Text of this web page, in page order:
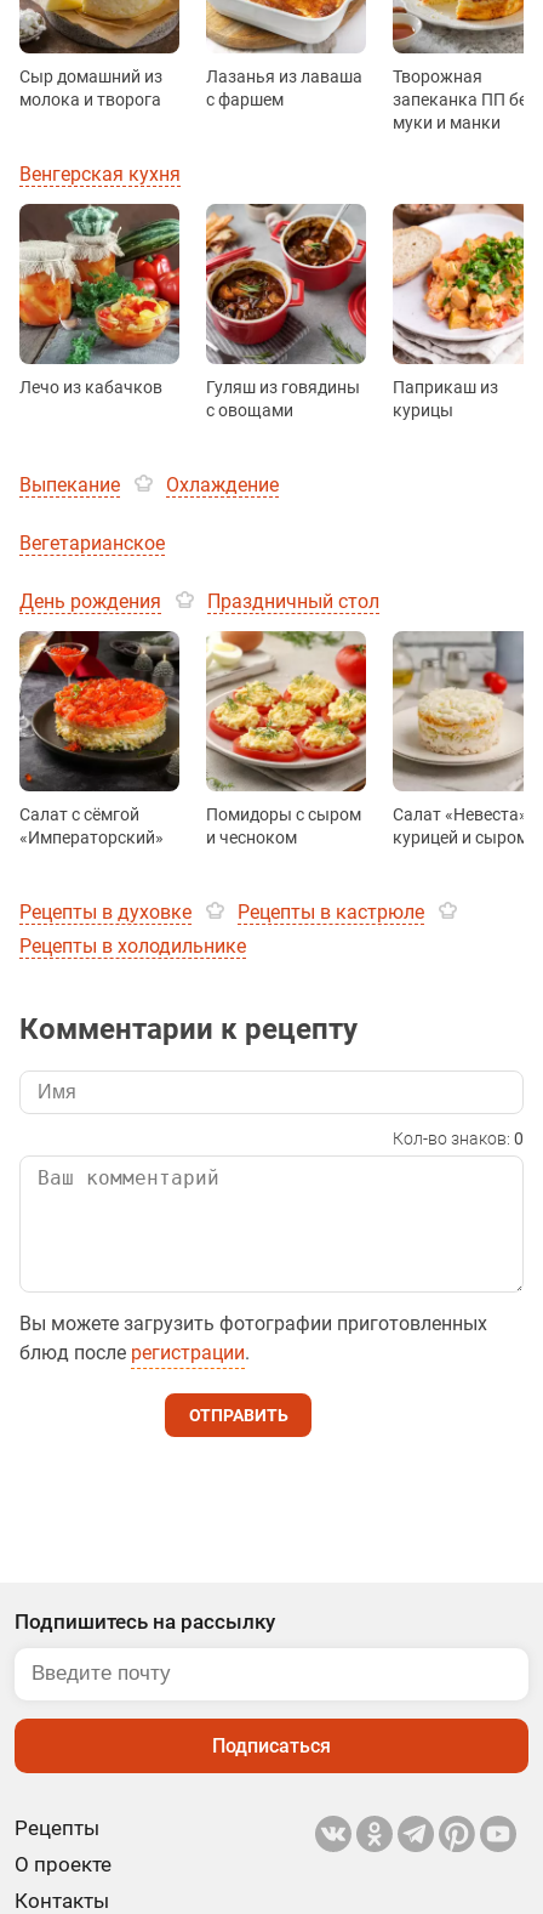
Сыр домашний из
молока и творога
Лазанья из лаваша
с фаршем
Творожная
запеканка ПП без
муки и манки
Венгерская кухня
Лечо из кабачков
Гуляш из говядины
с овощами
Паприкаш из
курицы
Выпекание Охлаждение
Вегетарианское
День рождения Праздничный стол
Салат с сёмгой
«Императорский»
Помидоры с сыром
и чесноком
Салат «Невеста» с
курицей и сыром
Рецепты в духовке
Рецепты в кастрюле
Рецепты в холодильнике
Комментарии к рецепту
Кол-во знаков: 0
Вы можете загрузить фотографии приготовленных
блюд после регистрации.
ОТПРАВИТЬ
Рецепты
О проекте
Контакты
Подпишитесь на рассылку
Подписаться